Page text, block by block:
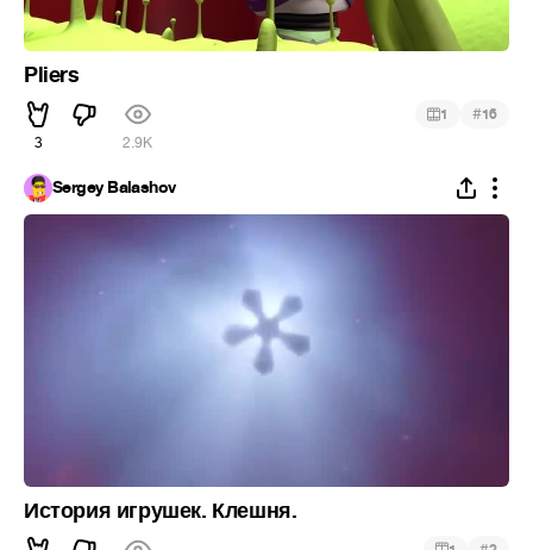
Pliers
3 2.9K
1 #16
Sergey Balashov
История игрушек. Клешня.